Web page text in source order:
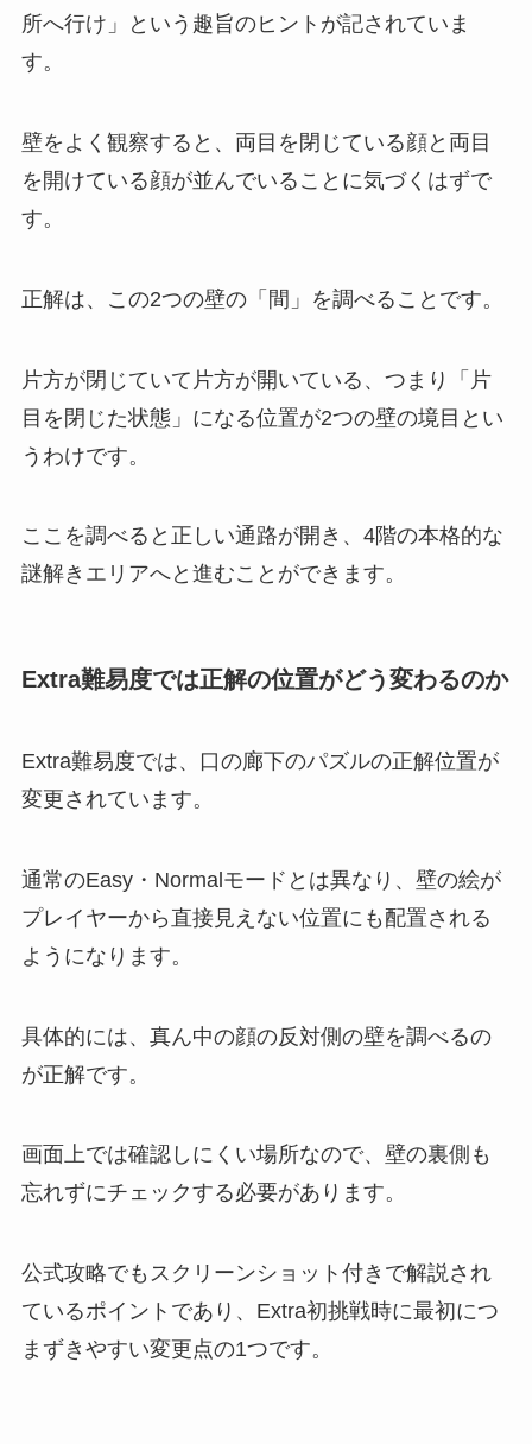
所へ行け」という趣旨のヒントが記されていま
す。
壁をよく観察すると、両目を閉じている顔と両目
を開けている顔が並んでいることに気づくはずで
す。
正解は、この2つの壁の「間」を調べることです。
片方が閉じていて片方が開いている、つまり「片
目を閉じた状態」になる位置が2つの壁の境目とい
うわけです。
ここを調べると正しい通路が開き、4階の本格的な
謎解きエリアへと進むことができます。
Extra難易度では正解の位置がどう変わるのか
Extra難易度では、口の廊下のパズルの正解位置が
変更されています。
通常のEasy・Normalモードとは異なり、壁の絵が
プレイヤーから直接見えない位置にも配置される
ようになります。
具体的には、真ん中の顔の反対側の壁を調べるの
が正解です。
画面上では確認しにくい場所なので、壁の裏側も
忘れずにチェックする必要があります。
公式攻略でもスクリーンショット付きで解説され
ているポイントであり、Extra初挑戦時に最初につ
まずきやすい変更点の1つです。